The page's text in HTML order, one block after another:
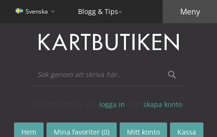
Svenska Blogg & Tips
logga in skapa konto
Hem Mina favoriter (0) Mitt konto Kassa
Meny